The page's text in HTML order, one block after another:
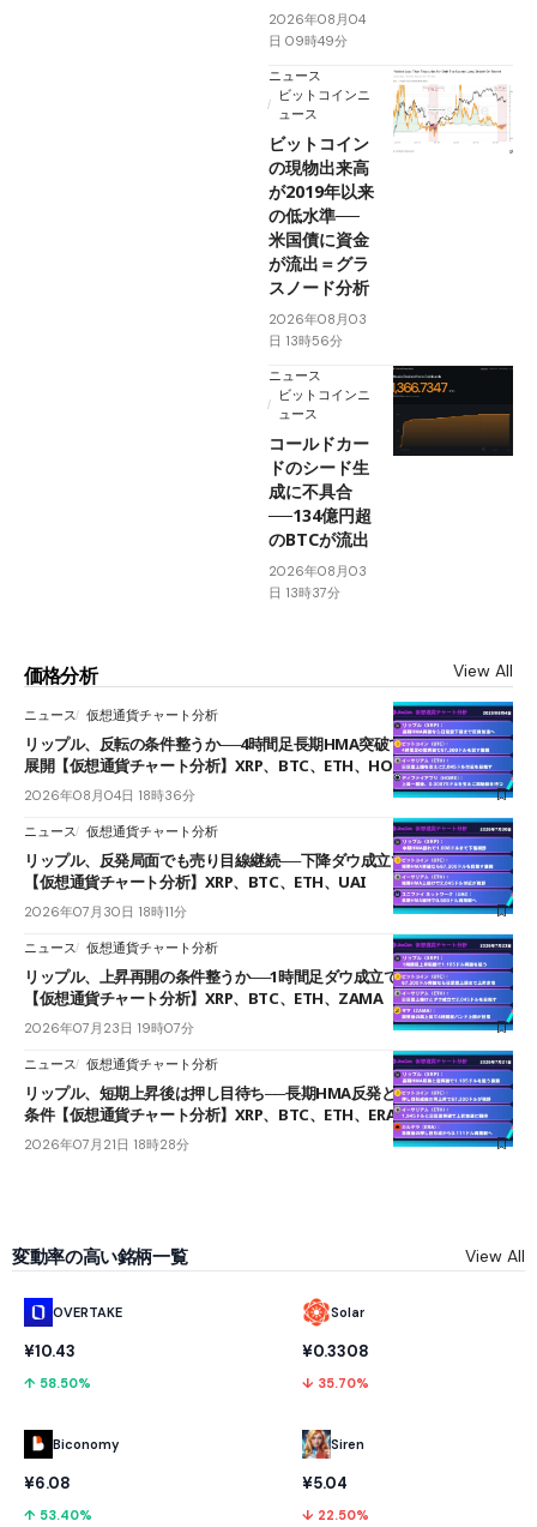
2026年08月04
日 09時49分
ニュース
ビットコインニ
ュース
ビットコイン
の現物出来高
が2019年以来
の低水準──
米国債に資金
が流出＝グラ
スノード分析
2026年08月03
日 13時56分
ニュース
ビットコインニ
ュース
コールドカー
ドのシード生
成に不具合
──134億円超
のBTCが流出
2026年08月03
日 13時37分
価格分析 View All
ニュース 仮想通貨チャート分析
リップル、反転の条件整うか──4時間足長期HMA突破で雲下端を目指す
展開【仮想通貨チャート分析】XRP、BTC、ETH、HOME
2026年08月04日 18時36分
ニュース 仮想通貨チャート分析
リップル、反発局面でも売り目線継続──下降ダウ成立で下値追う展開
【仮想通貨チャート分析】XRP、BTC、ETH、UAI
2026年07月30日 18時11分
ニュース 仮想通貨チャート分析
リップル、上昇再開の条件整うか──1時間足ダウ成立で1.185ドルを狙う
【仮想通貨チャート分析】XRP、BTC、ETH、ZAMA
2026年07月23日 19時07分
ニュース 仮想通貨チャート分析
リップル、短期上昇後は押し目待ち──長期HMA反発と雲上抜けが買い
条件【仮想通貨チャート分析】XRP、BTC、ETH、ERA
2026年07月21日 18時28分
変動率の高い銘柄一覧 View All
OVERTAKE
¥10.43
↑ 58.50%
Biconomy
¥6.08
↑ 53.40%
Solar
¥0.3308
↓ 35.70%
Siren
¥5.04
↓ 22.50%